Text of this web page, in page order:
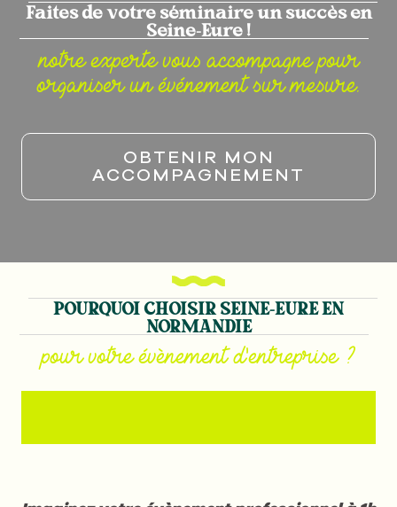
Faites de votre séminaire un succès en
Seine-Eure !
notre experte vous accompagne pour
organiser un événement sur mesure.
OBTENIR MON
ACCOMPAGNEMENT
POURQUOI CHOISIR SEINE-EURE EN
NORMANDIE
pour votre évènement d'entreprise ?